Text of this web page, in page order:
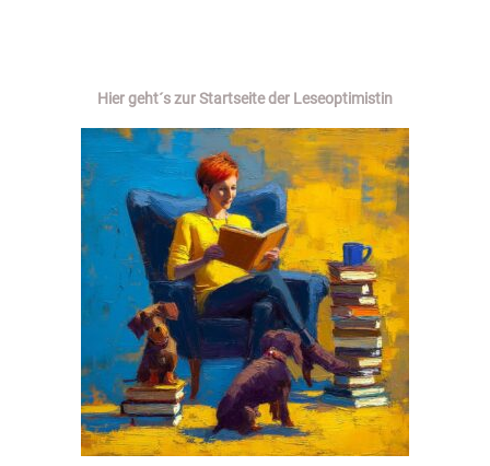
Hier geht´s zur Startseite der Leseoptimistin